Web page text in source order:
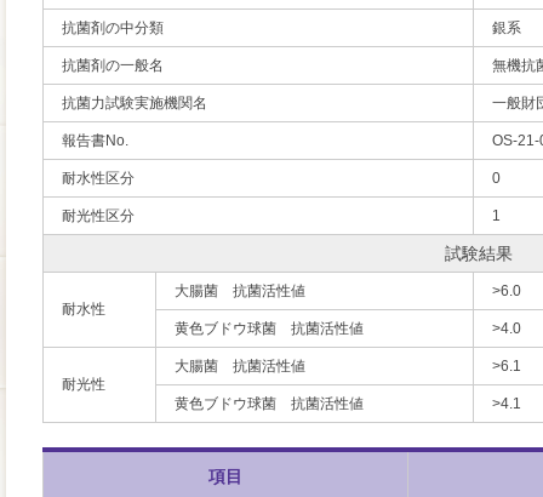
抗菌剤の中分類 銀系
抗菌剤の一般名 無機抗
抗菌力試験実施機関名 一般財
報告書No. OS-
耐水性区分 0
耐光性区分 1
試験結果
耐水性
大腸菌 抗菌活性値 >6.0
黄色ブドウ球菌 抗菌活性値 >4.0
耐光性
大腸菌 抗菌活性値 >6.1
黄色ブドウ球菌 抗菌活性値 >4.1
項目